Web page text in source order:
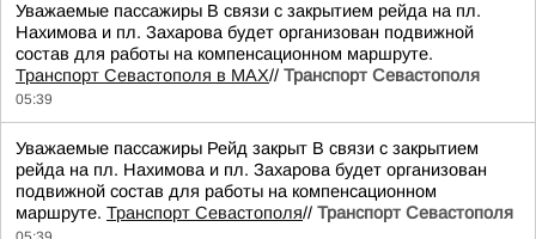
Уважаемые пассажиры В связи с закрытием рейда на пл.
Нахимова и пл. Захарова будет организован подвижной
состав для работы на компенсационном маршруте.
Транспорт Севастополя в MAX// Транспорт Севастополя
05:39
Уважаемые пассажиры Рейд закрыт В связи с закрытием
рейда на пл. Нахимова и пл. Захарова будет организован
подвижной состав для работы на компенсационном
маршруте. Транспорт Севастополя// Транспорт Севастополя